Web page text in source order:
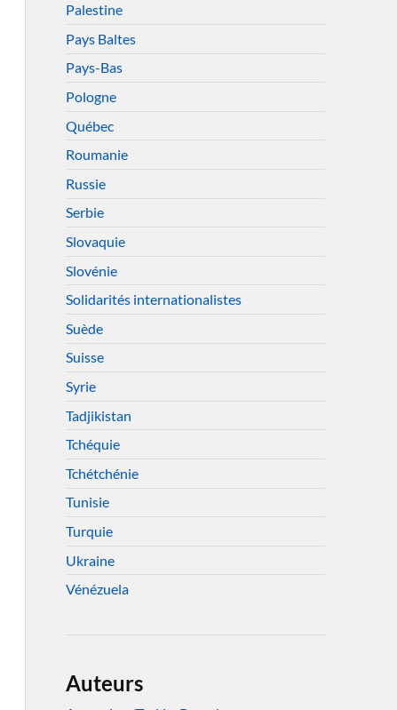
Palestine
Pays Baltes
Pays-Bas
Pologne
Québec
Roumanie
Russie
Serbie
Slovaquie
Slovénie
Solidarités internationalistes
Suède
Suisse
Syrie
Tadjikistan
Tchéquie
Tchétchénie
Tunisie
Turquie
Ukraine
Vénézuela
Auteurs